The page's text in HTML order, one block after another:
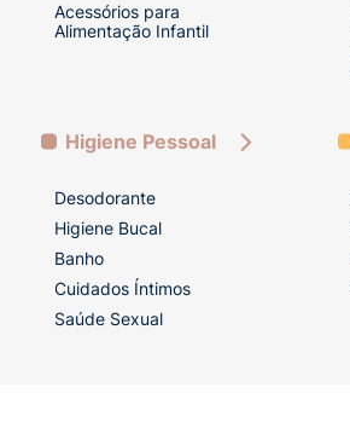
Acessórios para
Alimentação Infantil
Higiene Pessoal
Desodorante
Higiene Bucal
Banho
Cuidados Íntimos
Saúde Sexual